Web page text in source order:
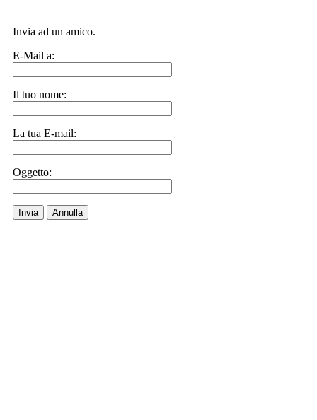
Invia ad un amico.
E-Mail a:
Il tuo nome:
La tua E-mail:
Oggetto:
Invia Annulla